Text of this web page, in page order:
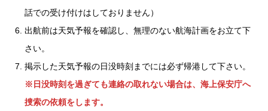
話での受け付けはしておりません）
出航前は天気予報を確認し、無理のない航海計画をお立て下
さい。
掲示した天気予報の日没時刻までには必ず帰港して下さい。
※日没時刻を過ぎても連絡の取れない場合は、海上保安庁へ
捜索の依頼をします。